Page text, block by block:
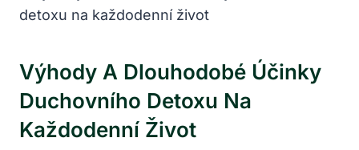
Výhody A Dlouhodobé Účinky
Duchovního Detoxu Na
Každodenní Život